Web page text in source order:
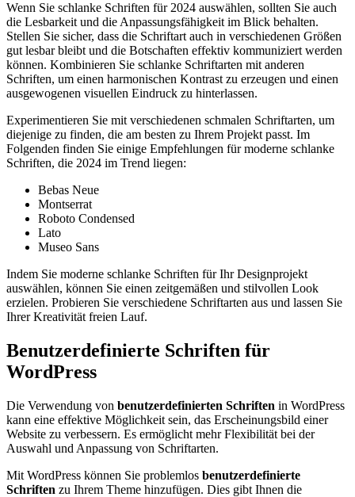
Wenn Sie schlanke Schriften für 2024 auswählen, sollten Sie auch
die Lesbarkeit und die Anpassungsfähigkeit im Blick behalten.
Stellen Sie sicher, dass die Schriftart auch in verschiedenen Größen
gut lesbar bleibt und die Botschaften effektiv kommuniziert werden
können. Kombinieren Sie schlanke Schriftarten mit anderen
Schriften, um einen harmonischen Kontrast zu erzeugen und einen
ausgewogenen visuellen Eindruck zu hinterlassen.
Experimentieren Sie mit verschiedenen schmalen Schriftarten, um
diejenige zu finden, die am besten zu Ihrem Projekt passt. Im
Folgenden finden Sie einige Empfehlungen für moderne schlanke
Schriften, die 2024 im Trend liegen:
Bebas Neue
Montserrat
Roboto Condensed
Lato
Museo Sans
Indem Sie moderne schlanke Schriften für Ihr Designprojekt
auswählen, können Sie einen zeitgemäßen und stilvollen Look
erzielen. Probieren Sie verschiedene Schriftarten aus und lassen Sie
Ihrer Kreativität freien Lauf.
Benutzerdefinierte Schriften für
WordPress
Die Verwendung von benutzerdefinierten Schriften in WordPress
kann eine effektive Möglichkeit sein, das Erscheinungsbild einer
Website zu verbessern. Es ermöglicht mehr Flexibilität bei der
Auswahl und Anpassung von Schriftarten.
Mit WordPress können Sie problemlos benutzerdefinierte
Schriften zu Ihrem Theme hinzufügen. Dies gibt Ihnen die